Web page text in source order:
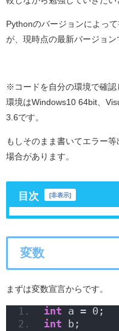
Pythonのバージョンによっ
が、現時点の最新バージョン
※コードを自分の環境で確認
環境はWindows10 64bit、
3.6です。
もしそのまま書いてエラー
場合があります。
目次 [非表示]
変数
まずは変数宣言からです。
int a = 0;
int b;